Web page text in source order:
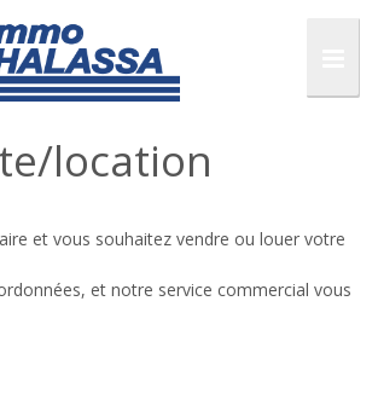
location
et vous souhaitez vendre ou louer votre
et notre service commercial vous